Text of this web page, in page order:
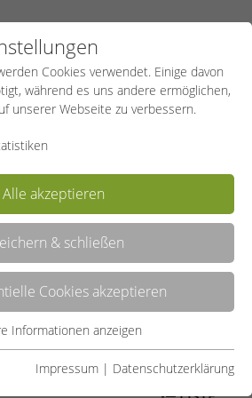
Weg zu besserer Gesundheit
mit Gesundheitsverständnis,
Anforderungen. Aufbaumodul zur
bewegungsorientierten
und physiologisches Know-how.
Cookies verwendet. Einige davon
während es uns andere ermöglichen,
unserer Webseite zu verbessern.
Alle akzeptieren
& schließen
Cookies akzeptieren
für grundlegende Funktionen der
Informationen anzeigen
Impressum | Datenschutzerklärung